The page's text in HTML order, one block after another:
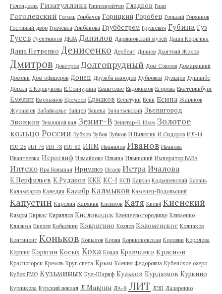
Геленджик Гизатуллина Гиппенрейтер Гладков Гнап
Гоголевский Гоголь Горбачев Горицкий Горобец Горький Горяинов
Гостиный двор Грачевка Грибанова Груббстрем Грушевич Губина Гуз
Гусев Гусятников ДКБА Данилов Дарвиновский музей Даша Корягина
Даша Петренко Денисенко Дербент Дианов Дмитрий Жохов
Дмитров Доветров Долгопрудный Дом Союзов Домарацкий
Домени Дом офицеров Донец Дружба народов Дубровки Дульцев Душанбе
Дёржа Е.Коршунова Е.Сенчурина Евангелие Евдокимов Егорова Екатеринбург
Емелин Емельянов Еремеев Ермаков Есентуки Есин Есина Жариков
Журавлев Забайкалье Зайцев Зацепа Зачатьевский Звенигород
Звонков Земляной вал Зенит-В Зенитар-К 16мм Золотое
кольцо России Зубков Зубов Зуйков И.Пилюгин И.Сидоров ИЛ-14
ИЛ-28 ИЛ-76 ИЛ-78 ИЛ-80 ИПМ Иванилов Иванов Иванова
Ивантеевка Иероглиф Измайлово Ильина Ильинский Император ВАВА
Интеко Ира Большая Иримико Исаев Истра Ичалова
К.Перфильев К.Рудаков ККК КС-1 КСП Кавказ Кадышевский Казань
Каламкаров Каледин Калибр Калмыков Каменец-Подольский
Капустин Карелия Карякин Касимов Катя Киев4 Киенский
Кимры Кирвас Кириллов Кисловодск Клещеево городище Клименко
Клязьма Князев Кобылкин Ковригино Козлов Коломенское Колпаков
Континент Коньков Копылов Корин Корнилиевская Коровин Королева
Коршия Корягин Косых Коха Коцан Кравченко Краснов
Красногорск Кремль Круг света Крым Ксения Федоровна Кубенское озеро
Кубок ГМО Кузьминых Кул-Шариф Кульков Курдюмов Куркино
Курникова Курский вокзал Л.Маврин ЛА-8 ЛИТ ЛЭП Лазаренко